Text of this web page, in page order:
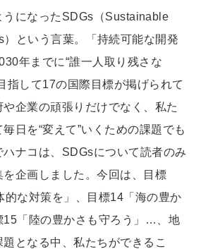
MAGAZINE
特集
おいしく遊ぶ、夏のご褒美旅。」
月号『お茶の時間です。』
カルが 教えてくれた 本当の歩き方。」
レンドが生まれる 新しい一流店へ。」
“大好き”に出会いに。韓国」
未来をつくる、学びの教科書。」
MOOK
FOLLOW US!
うになったSDGs（Sustainable
という言葉。「持続可能な開発
年までに“誰一人取り残さな
指して17の国際目標が掲げられて
企業の頑張りだけでなく、私た
日を“変えて”いくための課題でも
ナコは、SDGsについて読者のみ
企画しました。今回は、目標
的な対策を」、目標14「海の豊か
15「陸の豊かさも守ろう」…、地
となる中、私たちができるこ